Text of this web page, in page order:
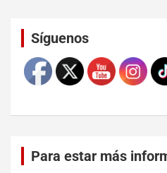
Síguenos
Para estar más